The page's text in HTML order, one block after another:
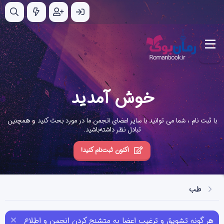
خوش آمدید
با ثبت نام ، شما می توانید با سایر اعضای انجمن ما در مورد بحث کنید و همچنین
تبادل نظر داشته‌باشید.
اکنون ثبت‌نام کنید!
طب
هر گونه تشویق و ترغیب اعضا به متشنج کردن انجمن و اطلاع